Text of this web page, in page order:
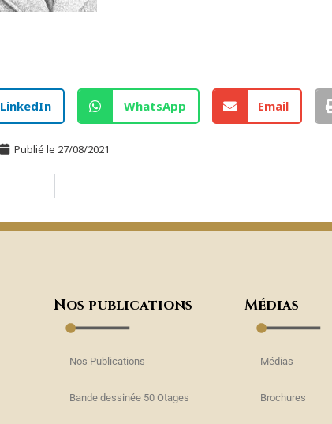
LinkedIn WhatsApp Email
Publié le 27/08/2021
Nos publications
Nos Publications
Bande dessinée 50 Otages
Médias
Médias
Brochures